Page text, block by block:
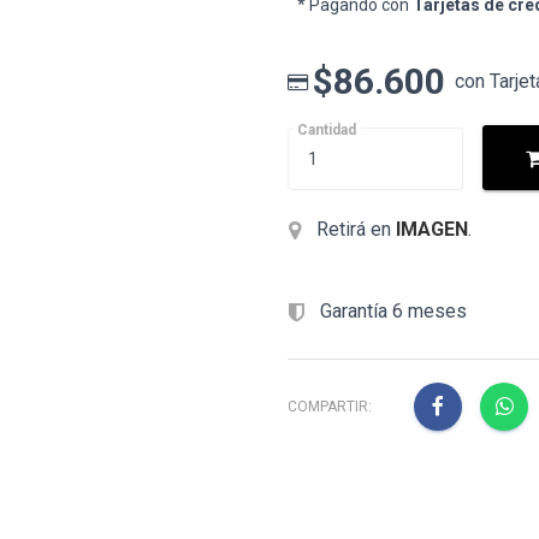
* Pagando con Tarjetas de
$86.600 con
Cantidad
Retirá en IMAGEN.
Garantía 6 meses
COMPARTIR: